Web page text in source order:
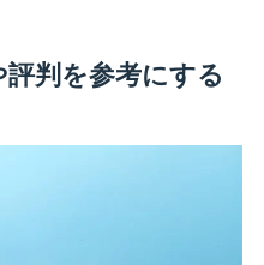
判を参考にする